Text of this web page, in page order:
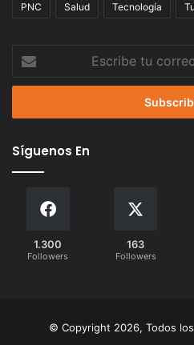
PNC Salud Tecnología
correo
Síguenos En
1.300
Followers
163
Followers
© Copyright 2026, Todos